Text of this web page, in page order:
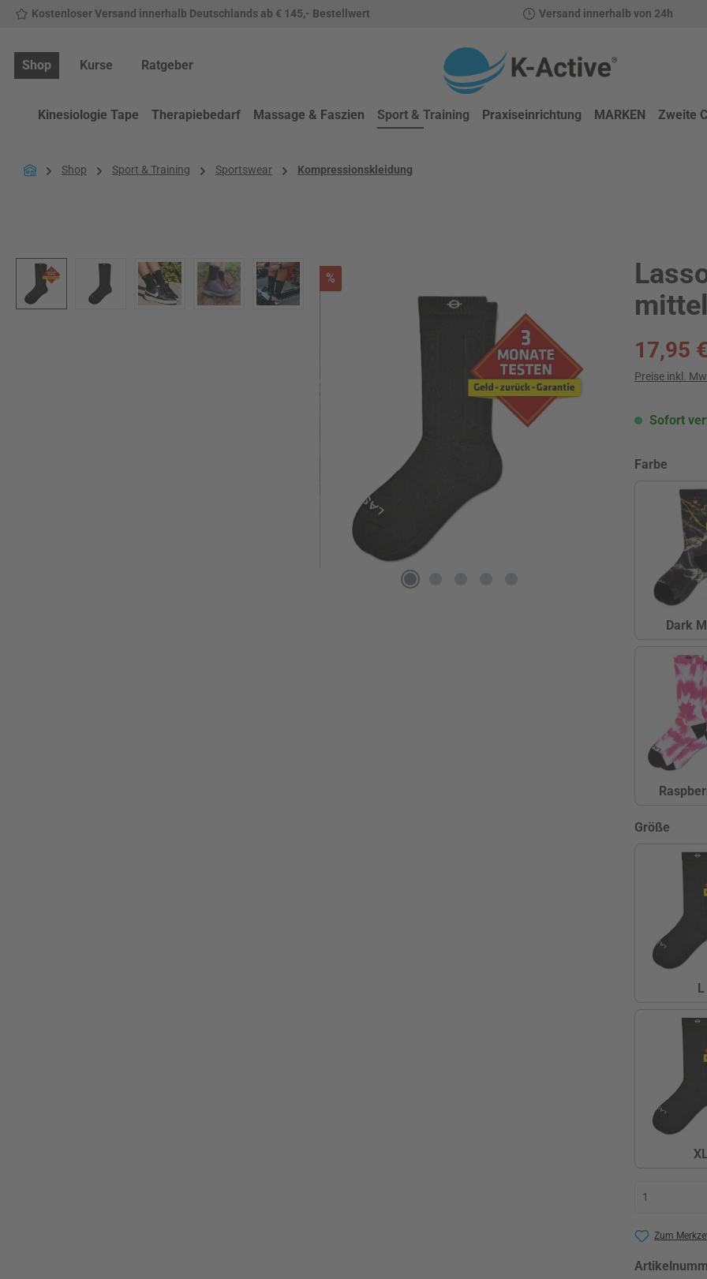
Hauptinhalt springen
Zur Suche springen
Zur Hauptnavigation springen
Kostenloser Versand innerhalb Deutschlands ab € 145,- Bestellwert Versand innerhalb von 24h
Shop Kurse Ratgeber
Kinesiologie Tape Therapiebedarf Massage & Faszien Sport & Training Praxiseinrichtung MARKEN Zweite
Shop Sport & Training Sportswear Kompressionskleidung
Bildergalerie überspringen
%
Verkaufspreis:
17,95 €
Preise inkl.
Sofort
Farbe
Dark
Größe
L
XL
Zum